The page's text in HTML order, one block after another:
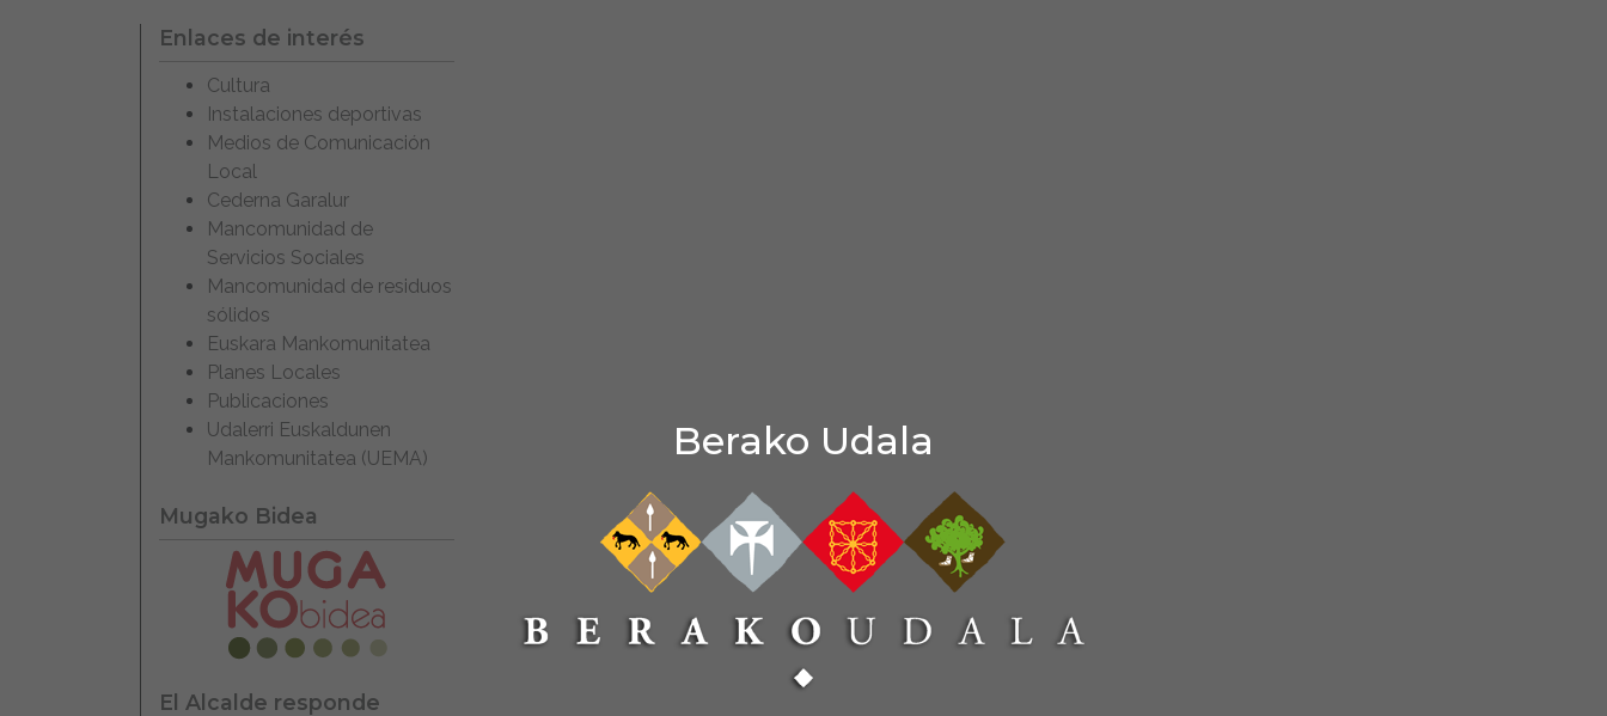
Berako Udala
Enlaces de interés
Cultura
Instalaciones deportivas
Medios de Comunicación
Local
Cederna Garalur
Mancomunidad de
Servicios Sociales
Mancomunidad de residuos
sólidos
Euskara Mankomunitatea
Planes Locales
Publicaciones
Udalerri Euskaldunen
Mankomunitatea (UEMA)
Mugako Bidea
El Alcalde responde